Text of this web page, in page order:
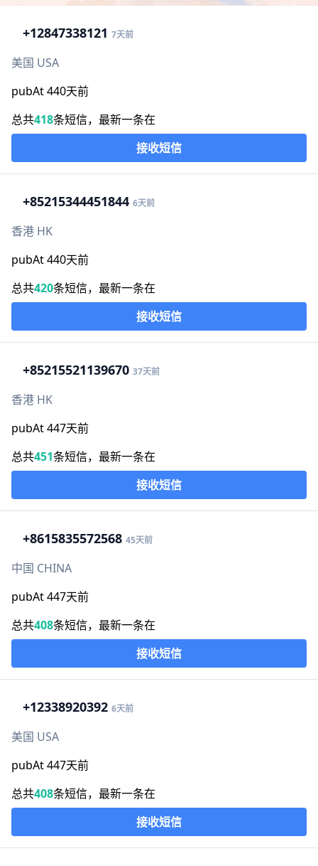
+12847338121 7天前
美国 USA
pubAt 440天前
总共418条短信，最新一条在
接收短信
+85215344451844 6天前
香港 HK
pubAt 440天前
总共420条短信，最新一条在
接收短信
+85215521139670 37天前
香港 HK
pubAt 447天前
总共451条短信，最新一条在
接收短信
+8615835572568 45天前
中国 CHINA
pubAt 447天前
总共408条短信，最新一条在
接收短信
+12338920392 6天前
美国 USA
pubAt 447天前
总共408条短信，最新一条在
接收短信